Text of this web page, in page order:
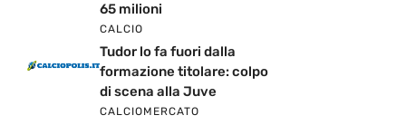
65 milioni
CALCIO
Tudor lo fa fuori dalla
formazione titolare: colpo
di scena alla Juve
CALCIOMERCATO